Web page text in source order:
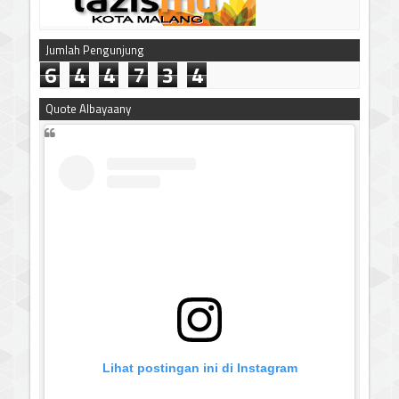
Jumlah Pengunjung
6 4 4 7 3 4
Quote Albayaany
Lihat postingan ini di Instagram